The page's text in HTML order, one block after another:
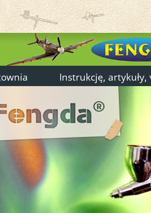
Instrukcję, artykuły,